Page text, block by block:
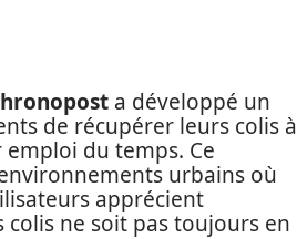
a développé un
de récupérer leurs colis à
du temps. Ce
urbains où
apprécient
ne soit pas toujours en